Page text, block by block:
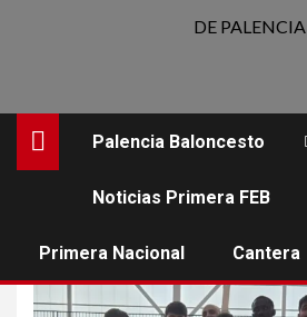
DE PALENCIA
Palencia Baloncesto
Noticias Primera FEB
Primera Nacional Cantera